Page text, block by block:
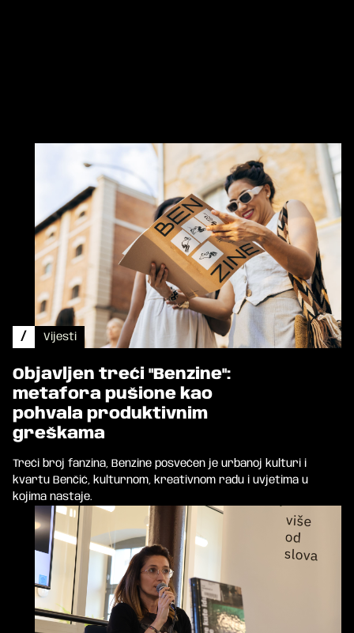
/ Vijesti
Objavljen treći "Benzine":
metafora pušione kao
pohvala produktivnim
greškama
Treći broj fanzina, Benzine posvećen je urbanoj kulturi i
kvartu Benčić, kulturnom, kreativnom radu i uvjetima u
kojima nastaje.